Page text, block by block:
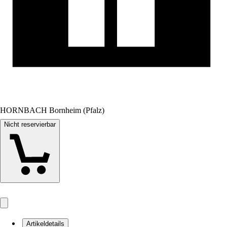
HORNBACH Bornheim (Pfalz)
Nicht reservierbar
Artikeldetails